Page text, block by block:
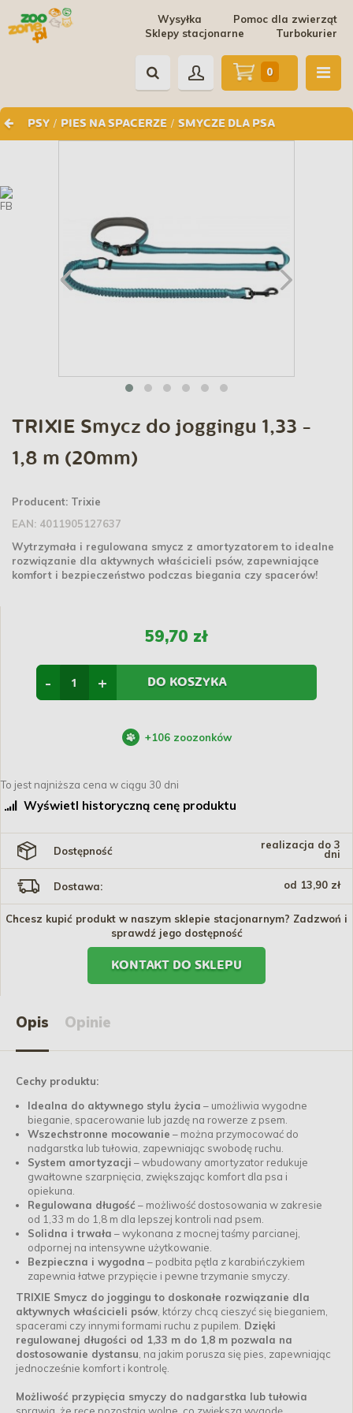
Pomoc dla zwierząt
Wysyłka
Turbokurier
Sklepy stacjonarne
PSY / PIES NA SPACERZE / SMYCZE DLA PSA
0
TRIXIE Smycz do joggingu 1,33 -
1,8 m (20mm)
Producent: Trixie
EAN: 4011905127637
Wytrzymała i regulowana smycz z amortyzatorem to idealne
rozwiązanie dla aktywnych właścicieli psów, zapewniające
komfort i bezpieczeństwo podczas biegania czy spacerów!
59,70 zł
+
- DO KOSZYKA
+106 zoozonków
To jest najniższa cena w ciągu 30 dni
Wyświetl historyczną cenę produktu
Dostępność
realizacja do 3
dni
Dostawa: od 13,90 zł
Chcesz kupić produkt w naszym sklepie stacjonarnym? Zadzwoń i
sprawdź jego dostępność
KONTAKT DO SKLEPU
Opis Opinie
Cechy produktu:
Idealna do aktywnego stylu życia – umożliwia wygodne
bieganie, spacerowanie lub jazdę na rowerze z psem.
Wszechstronne mocowanie – można przymocować do
nadgarstka lub tułowia, zapewniając swobodę ruchu.
System amortyzacji – wbudowany amortyzator redukuje
gwałtowne szarpnięcia, zwiększając komfort dla psa i
opiekuna.
Regulowana długość – możliwość dostosowania w zakresie
od 1,33 m do 1,8 m dla lepszej kontroli nad psem.
Solidna i trwała – wykonana z mocnej taśmy parcianej,
odpornej na intensywne użytkowanie.
Bezpieczna i wygodna – podbita pętla z karabińczykiem
zapewnia łatwe przypięcie i pewne trzymanie smyczy.
TRIXIE Smycz do joggingu to doskonałe rozwiązanie dla
aktywnych właścicieli psów , którzy chcą cieszyć się bieganiem,
spacerami czy innymi formami ruchu z pupilem. Dzięki
regulowanej długości od 1,33 m do 1,8 m pozwala na
dostosowanie dystansu , na jakim porusza się pies, zapewniając
jednocześnie komfort i kontrolę.
Możliwość przypięcia smyczy do nadgarstka lub tułowia